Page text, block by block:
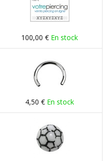
100,00 € En stock
4,50 € En stock